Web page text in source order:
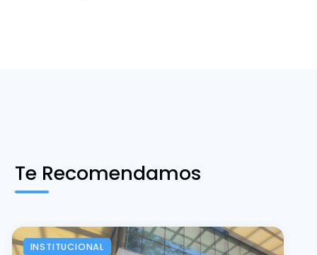
Te Recomendamos
INSTITUCIONAL